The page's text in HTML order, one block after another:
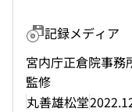
記録メディア
宮内庁正倉院事務
監修
丸善雄松堂